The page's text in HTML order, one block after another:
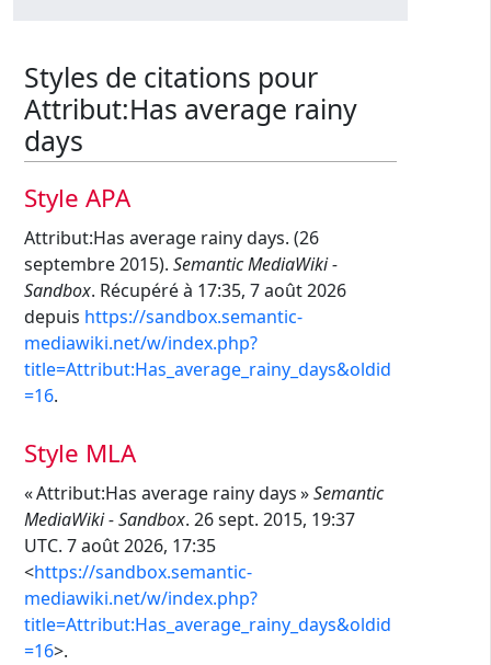
Styles de citations pour
Attribut:Has average rainy
days
Style APA
Attribut:Has average rainy days. (26
septembre 2015). Semantic MediaWiki -
Sandbox. Récupéré à 17:35, 7 août 2026
depuis https://sandbox.semantic-
mediawiki.net/w/index.php?
title=Attribut:Has_average_rainy_days&oldid
=16.
Style MLA
« Attribut:Has average rainy days »Semantic
MediaWiki - Sandbox. 26 sept. 2015, 19:37
UTC. 7 août 2026, 17:35
<https://sandbox.semantic-
mediawiki.net/w/index.php?
title=Attribut:Has_average_rainy_days&oldid
=16>.